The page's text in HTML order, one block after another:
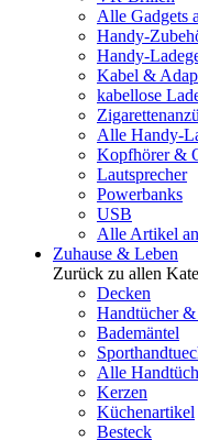
Alle Gadgets
Handy-
Handy-
Kabel &
kabellose
Alle Handy-
Kopfhörer &
Lautsprecher
Powerbanks
USB
Alle Artikel
Zuhause & Leben
Zurück zu allen
Decken
Handtücher
Bademäntel
Alle
Kerzen
Küchenartikel
Besteck